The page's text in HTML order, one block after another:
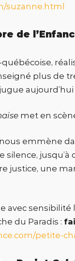
suzanne.html
de
plus de
met en
emmène
silence,
justice, une
avec
du Paradis :
petite-